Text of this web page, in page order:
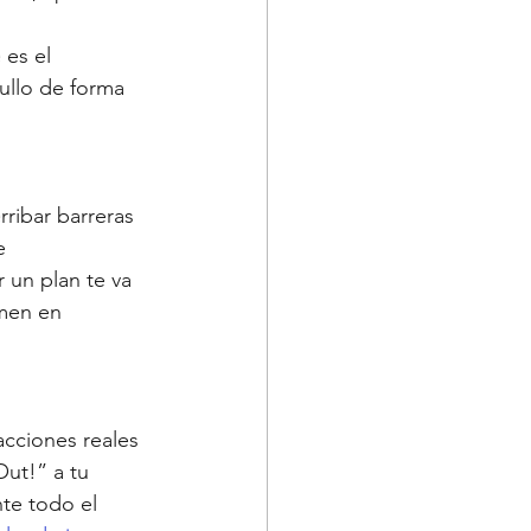
el
de forma
barreras
un plan te va
en
reales
a tu
todo el